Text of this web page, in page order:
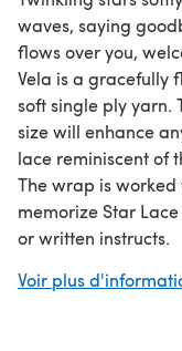
waves, saying
flows over you,
Vela is a gracefully
soft single ply yarn.
size will enhance
lace reminiscent of
The wrap is worked
memorize Star
or written instructs.
weight yarns, in
Voir plus